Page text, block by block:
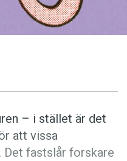
– i stället är det
att vissa
Det fastslår forskare